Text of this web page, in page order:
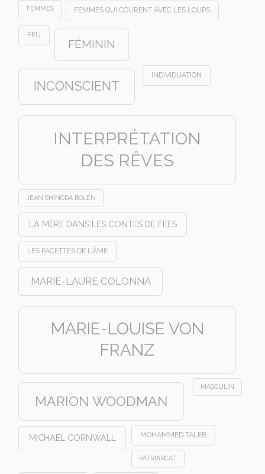
FEMMES FEMMES QUI COURENT AVEC LES LOUPS
FEU
FÉMININ
INCONSCIENT
INDIVIDUATION
INTERPRÉTATION
DES RÊVES
JEAN SHINODA BOLEN
LA MÈRE DANS LES CONTES DE FÉES
LES FACETTES DE L'ÂME
MARIE-LAURE COLONNA
MARIE-LOUISE VON
FRANZ
MARION WOODMAN
MASCULIN
MICHAEL CORNWALL MOHAMMED TALEB
PATRIARCAT